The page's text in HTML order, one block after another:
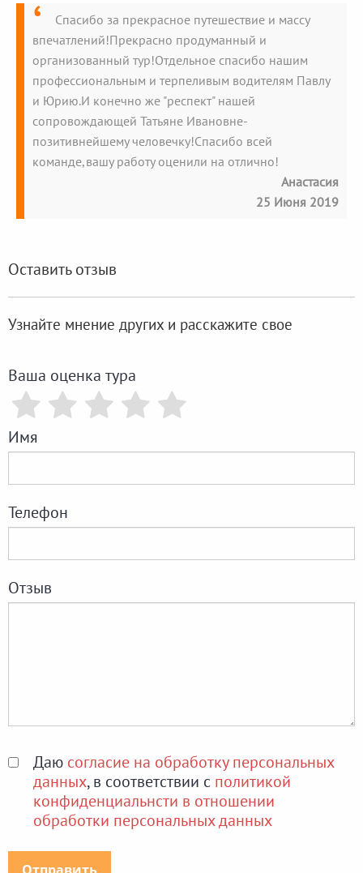
Спасибо за прекрасное путешествие и массу
впечатлений!Прекрасно продуманный и
организованный тур!Отдельное спасибо нашим
профессиональным и терпеливым водителям Павлу
и Юрию.И конечно же "респект" нашей
сопровождающей Татьяне Ивановне-
позитивнейшему человечку!Спасибо всей
команде,вашу работу оценили на отлично!
Анастасия
25 Июня 2019
Оставить отзыв
Узнайте мнение других и расскажите свое
Ваша оценка тура
Имя
Телефон
Отзыв
Даю согласие на обработку персональных
данных, в соответствии с политикой
конфиденциальнсти в отношении
обработки персональных данных